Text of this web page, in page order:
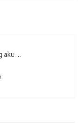
aku…